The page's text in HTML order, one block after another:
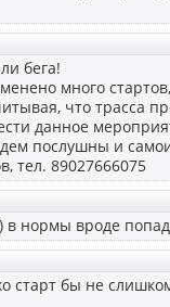
бега!
много
что трасса
данное
послушны и
тел. 89027666075
в нормы вроде
старт бы не